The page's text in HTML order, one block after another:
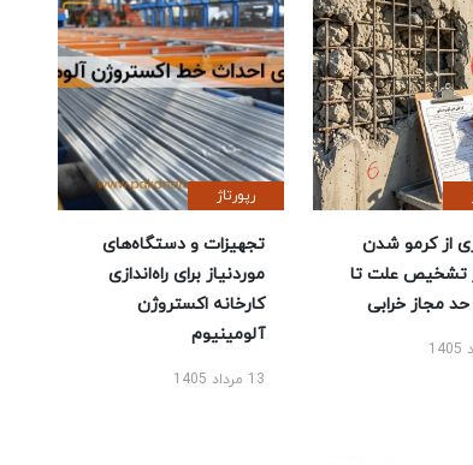
از کرمو شدن
تشخیص علت تا
مجاز خرابی
رپورتاژ
تجهیزات و دستگاه‌های
موردنیاز برای راه‌اندازی
کارخانه اکستروژن
آلومینیوم
13 مرداد 1405